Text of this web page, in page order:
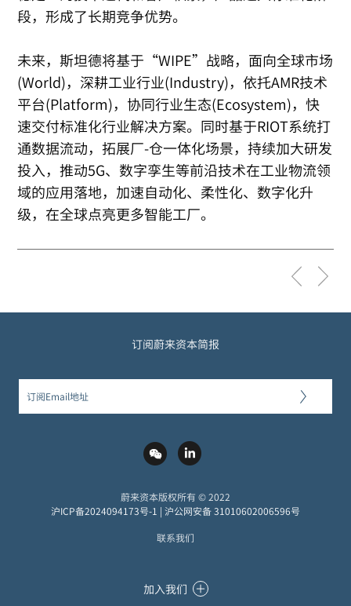
段，形成了长期竞争优势。
未来，斯坦德将基于“WIPE”战略，面向全球市场
(World)，深耕工业行业(Industry)，依托AMR技术
平台(Platform)，协同行业生态(Ecosystem)，快
速交付标准化行业解决方案。同时基于RIOT系统打
通数据流动，拓展厂-仓一体化场景，持续加大研发
投入，推动5G、数字孪生等前沿技术在工业物流领
域的应用落地，加速自动化、柔性化、数字化升
级，在全球点亮更多智能工厂。
订阅蔚来资本简报
蔚来资本版权所有 © 2022
沪ICP备2024094173号-1 | 沪公网安备 31010602006596号
联系我们
加入我们